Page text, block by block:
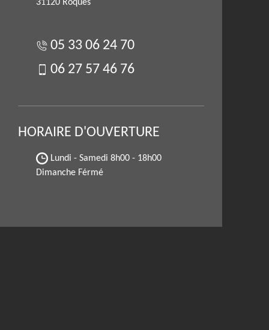
31120 Roques
05 33 06 24 70
06 27 57 46 76
HORAIRE D'OUVERTURE
Lundi - Samedi 8h00 - 18h00
Dimanche Férmé